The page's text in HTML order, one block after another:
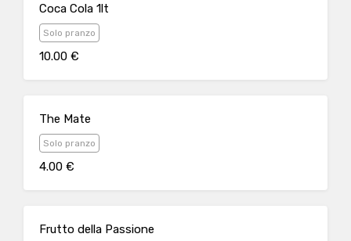
Coca Cola 1lt
Solo pranzo
10.00 €
The Mate
Solo pranzo
4.00 €
Frutto della Passione